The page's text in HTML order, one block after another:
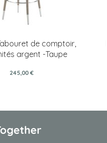
de comptoir,
argent -Taupe
245,00 €